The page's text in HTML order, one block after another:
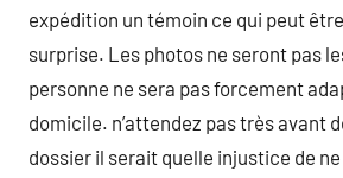
expédition un témoin ce qui peut
surprise. Les photos ne seront pas
personne ne sera pas forcement
domicile. n’attendez pas très avant
dossier il serait quelle injustice de